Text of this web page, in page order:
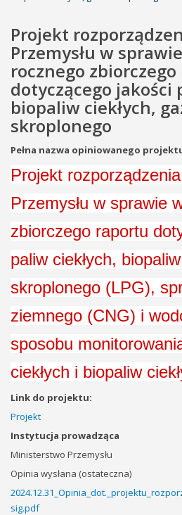
Projekt
Przemysłu w
rocznego
dotyczącego jakości
biopaliw ciekłych,
skroplonego
Pełna nazwa opiniowanego
Projekt
Przemysłu w sprawie
zbiorczego raportu
paliw ciekłych,
skroplonego (LPG),
ziemnego (CNG) i
sposobu
ciekłych i biopaliw
Link do projektu:
Projekt
Instytucja prowadząca
Ministerstwo Przemysłu
Opinia wysłana (ostateczna)
sig.pdf